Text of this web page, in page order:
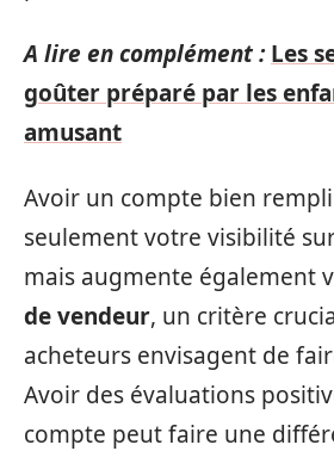
A lire en complément : Les
goûter préparé par les
amusant
Avoir un compte bien
seulement votre visibilité
mais augmente également
de vendeur, un critère
acheteurs envisagent de
Avoir des évaluations
compte peut faire une